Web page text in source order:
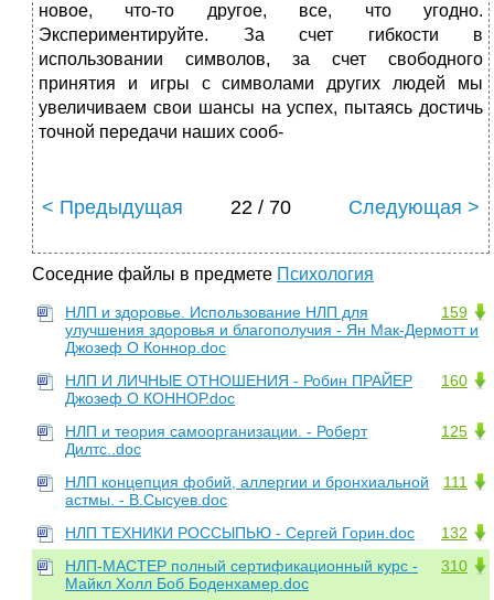
новое, что-то другое, все, что угодно.
Экспериментируйте. За счет гибкости в
использовании символов, за счет свободного
принятия и игры с символами других людей мы
увеличиваем свои шансы на успех, пытаясь достичь
точной передачи наших сооб-
< Предыдущая 22 / 70 Следующая >
Соседние файлы в предмете Психология
159
НЛП и здоровье. Использование НЛП для
улучшения здоровья и благополучия - Ян Мак-Дермотт и
Джозеф О Коннор.doc
160
НЛП И ЛИЧНЫЕ ОТНОШЕНИЯ - Робин ПРАЙЕР
Джозеф О КОННОР.doc
125
НЛП и теория самоорганизации. - Роберт
Дилтс..doc
111
НЛП концепция фобий, аллергии и бронхиальной
астмы. - В.Сысуев.doc
132
НЛП ТЕХНИКИ РОССЫПЬЮ - Сергей Горин.doc
310
НЛП-МАСТЕР полный сертификационный курс -
Майкл Холл Боб Боденхамер.doc